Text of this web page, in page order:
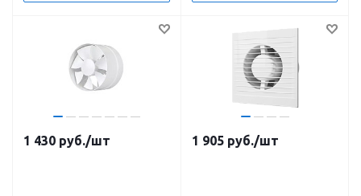
1 430 руб./шт 1 905 руб./шт